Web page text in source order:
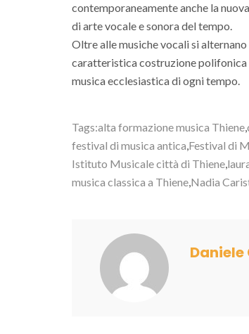
contemporaneamente anche la
di arte vocale e sonora del tempo.
Oltre alle musiche vocali si
caratteristica costruzione polifonica
musica ecclesiastica di ogni tempo.
Tags:alta formazione musica Thiene,
festival di musica antica,Festival di
Istituto Musicale città di Thiene,
musica classica a Thiene,Nadia